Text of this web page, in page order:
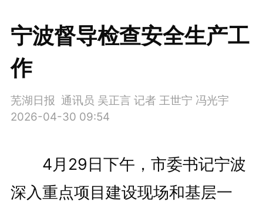
宁波督导检查安全生产工
作
芜湖日报 通讯员 吴正言 记者 王世宁 冯光宇
2026-04-30 09:54
4月29日下午，市委书记宁波
深入重点项目建设现场和基层一